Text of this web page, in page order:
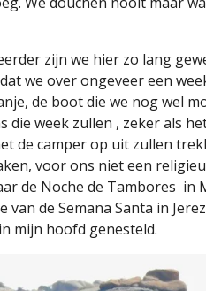
zijn we hier zo lang
we over ongeveer een
de boot die we nog wel
die week zullen , zeker als
de camper op uit zullen
voor ons niet een
de Noche de Tambores in
de Semana Santa in
mijn hoofd genesteld.